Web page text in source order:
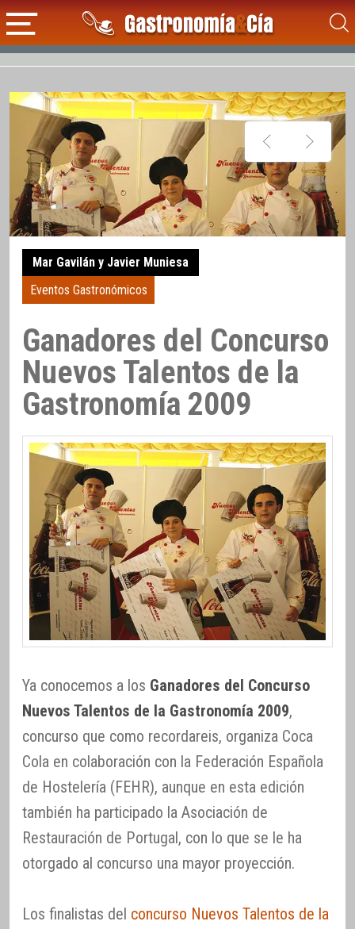
Mar Gavilán y Javier Muniesa
Eventos Gastronómicos
Ganadores del Concurso
Nuevos Talentos de la
Gastronomía 2009
Ya conocemos a los Ganadores del Concurso
Nuevos Talentos de la Gastronomía 2009,
concurso que como recordareis, organiza Coca
Cola en colaboración con la Federación Española
de Hostelería (FEHR), aunque en esta edición
también ha participado la Asociación de
Restauración de Portugal, con lo que se le ha
otorgado al concurso una mayor proyección.
Los finalistas del concurso Nuevos Talentos de la